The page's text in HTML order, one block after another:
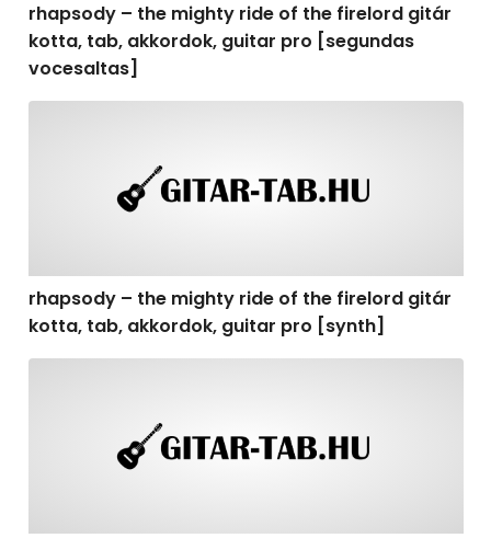
rhapsody – the mighty ride of the firelord gitár
kotta, tab, akkordok, guitar pro [segundas
vocesaltas]
rhapsody – the mighty ride of the firelord gitár
kotta, tab, akkordok, guitar pro [synth]